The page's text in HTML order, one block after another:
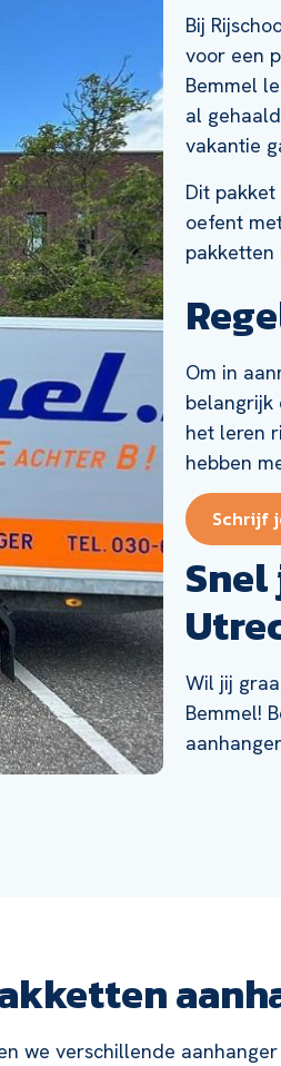
Bij
voor een
Bemmel
al
vakantie
Dit
oefent
pakketten
Om in
belangrijk
het leren
hebben
Schrijf
Wil jij
Bemmel!
we verschillende